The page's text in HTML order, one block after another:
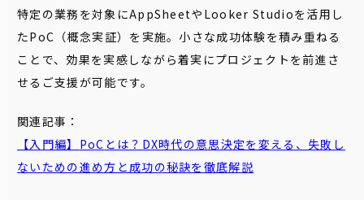
特定の業務を対象にAppSheetやLooker Studioを活用し
たPoC（概念実証）を実施。小さな成功体験を積み重ねる
ことで、効果を実感しながら着実にプロジェクトを前進さ
せるご支援が可能です。
関連記事：
【入門編】 PoC とは？DX時代の意思決定を変える、失敗し
ないための進め方と成功の秘訣を徹底解説